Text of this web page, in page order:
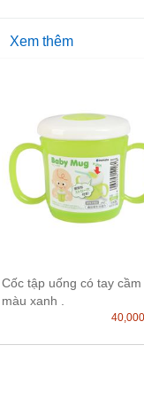
Xem thêm
Cốc tập uống có tay cầm
màu xanh .